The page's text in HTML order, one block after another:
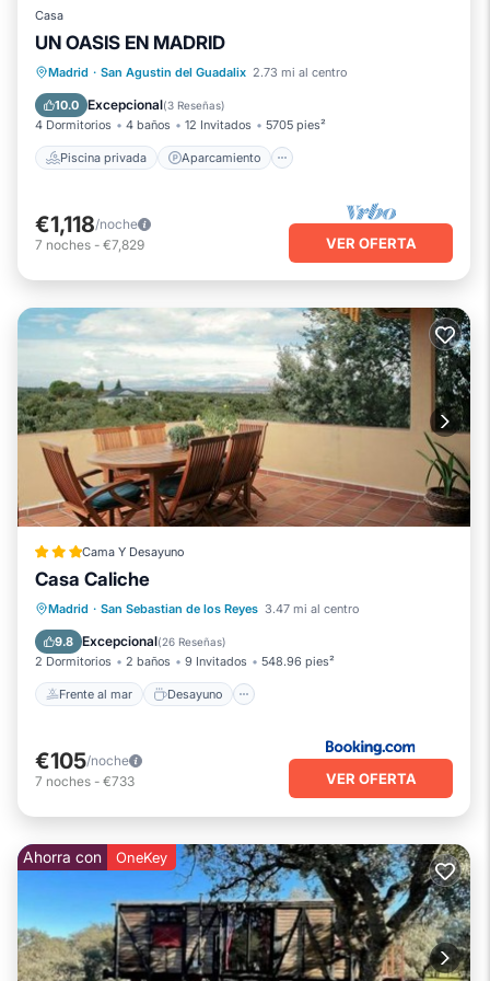
información.
Casa
UN OASIS EN MADRID
Madrid · San Agustin del Guadalix 2.73 mi al centro
10.0 Excepcional(3 Reseñas)
4 Dormitorios 4 baños 12 Invitados 5705 pies²
Piscina privada Aparcamiento
Piscina privada
Aparcamiento
Piscina
Vista al mar
€1,118/noche
7 noches - €7,829 VER OFERTA
Cama Y Desayuno
Casa Caliche
Madrid · San Sebastian de los Reyes 3.47 mi al centro
9.8 Excepcional(26 Reseñas)
2 Dormitorios 2 baños 9 Invitados 548.96 pies²
Frente al mar Desayuno
Frente al mar
Estación de carga para vehículos eléctricos
Aparcamiento
€105/noche
7 noches - €733 VER OFERTA
Ahorra con OneKey